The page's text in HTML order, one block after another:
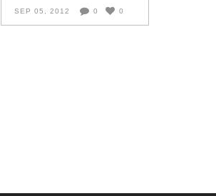
SEP 05, 2012 0 0